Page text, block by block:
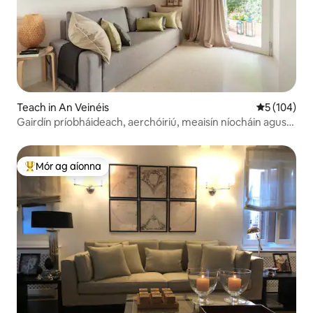
Teach in An Veinéis Meánrátáil
5 (104)
Gairdín príobháideach, aerchóiriú, meaisín níocháin agus
An-mhór ag aíonna
Mór ag aíonna